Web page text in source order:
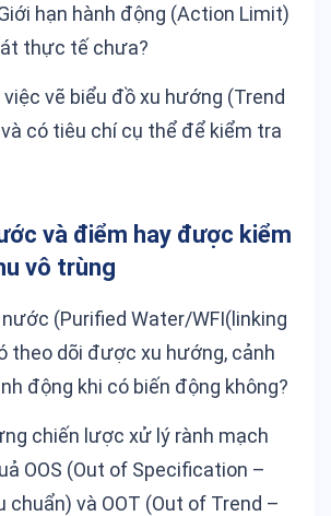
hạn hành động (Action Limit)
thực tế chưa?
việc vẽ biểu đồ xu hướng (Trend
có tiêu chí cụ thể để kiểm tra
và điểm hay được kiểm
vô trùng
(Purified Water/WFI(linking
theo dõi được xu hướng, cảnh
động khi có biến động không?
chiến lược xử lý rành mạch
OOS (Out of Specification –
chuẩn) và OOT (Out of Trend –